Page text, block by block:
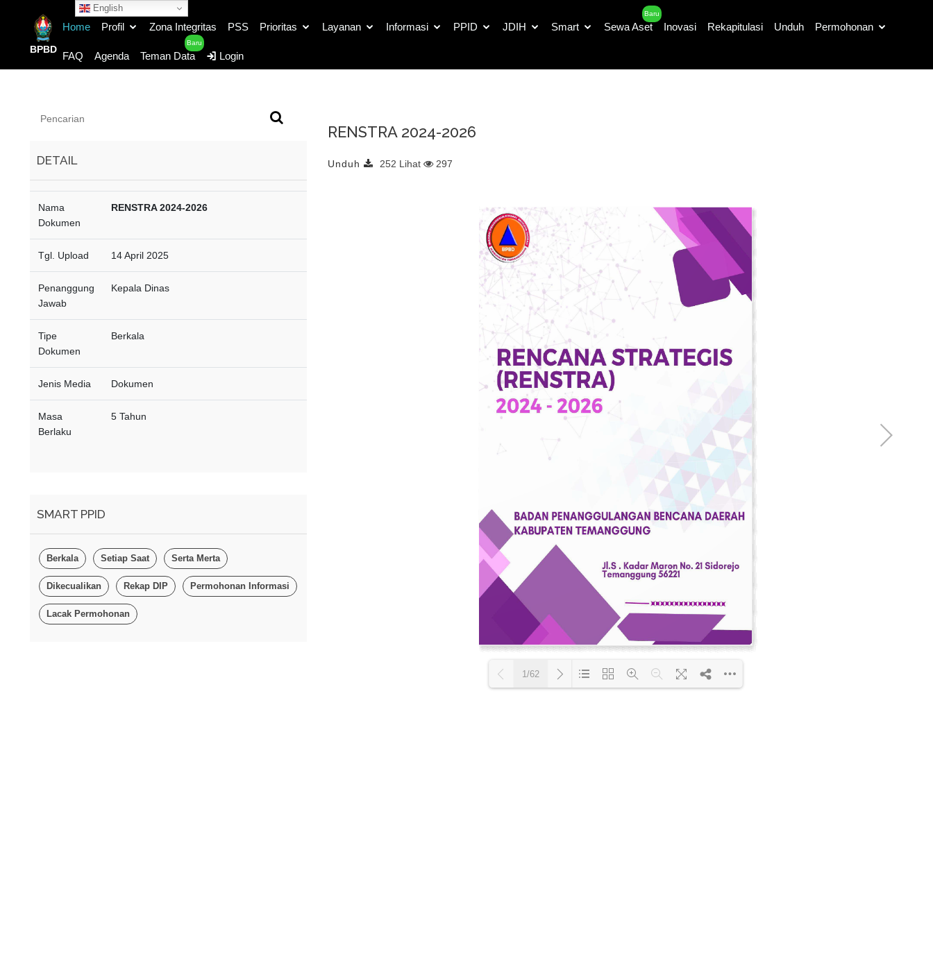
English
BPBD
Home Profil Zona Integritas PSS Prioritas Layanan Informasi PPID JDIH Smart Sewa Aset
Baru
Inovasi Rekapitulasi Unduh Permohonan
FAQ Agenda Teman Data
Baru
Login
DETAIL
Nama
Dokumen
RENSTRA 2024-2026
Tgl. Upload 14 April 2025
Penanggung
Jawab
Kepala Dinas
Tipe
Dokumen
Berkala
Jenis Media Dokumen
Masa
Berlaku
5 Tahun
SMART PPID
Berkala Setiap Saat Serta Merta
Dikecualikan Rekap DIP Permohonan Informasi
Lacak Permohonan
RENSTRA 2024-2026
Unduh 252 Lihat 297
1/62